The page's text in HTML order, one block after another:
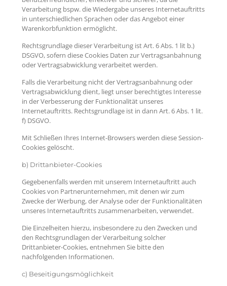
Verarbeitung bspw. die Wiedergabe unseres Internetauftritts
in unterschiedlichen Sprachen oder das Angebot einer
Warenkorbfunktion ermöglicht.
Rechtsgrundlage dieser Verarbeitung ist Art. 6 Abs. 1 lit b.)
DSGVO, sofern diese Cookies Daten zur Vertragsanbahnung
oder Vertragsabwicklung verarbeitet werden.
Falls die Verarbeitung nicht der Vertragsanbahnung oder
Vertragsabwicklung dient, liegt unser berechtigtes Interesse
in der Verbesserung der Funktionalität unseres
Internetauftritts. Rechtsgrundlage ist in dann Art. 6 Abs. 1 lit.
f) DSGVO.
Mit Schließen Ihres Internet-Browsers werden diese Session-
Cookies gelöscht.
b) Drittanbieter-Cookies
Gegebenenfalls werden mit unserem Internetauftritt auch
Cookies von Partnerunternehmen, mit denen wir zum
Zwecke der Werbung, der Analyse oder der Funktionalitäten
unseres Internetauftritts zusammenarbeiten, verwendet.
Die Einzelheiten hierzu, insbesondere zu den Zwecken und
den Rechtsgrundlagen der Verarbeitung solcher
Drittanbieter-Cookies, entnehmen Sie bitte den
nachfolgenden Informationen.
c) Beseitigungsmöglichkeit